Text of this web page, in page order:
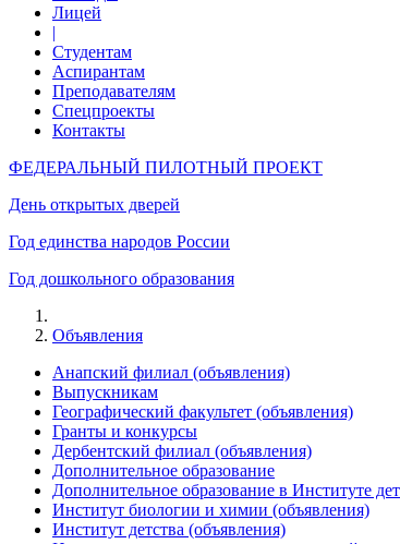
Лицей
|
Студентам
Аспирантам
Преподавателям
Спецпроекты
Контакты
ФЕДЕРАЛЬНЫЙ ПИЛОТНЫЙ ПРОЕКТ
День открытых дверей
Год единства народов России
Год дошкольного образования
Объявления
Анапский филиал (объявления)
Выпускникам
Географический факультет (объявления)
Гранты и конкурсы
Дербентский филиал (объявления)
Дополнительное образование
Дополнительное образование в Институте
Институт биологии и химии (объявления)
Институт детства (объявления)